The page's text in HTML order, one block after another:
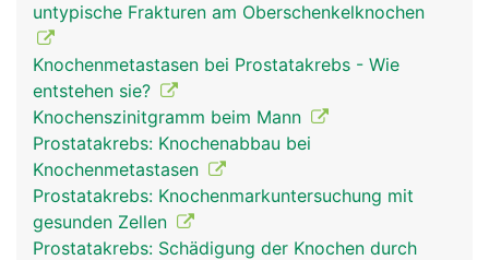
untypische Frakturen am Oberschenkelknochen
Knochenmetastasen bei Prostatakrebs - Wie
entstehen sie?
Knochenszinitgramm beim Mann
Prostatakrebs: Knochenabbau bei
Knochenmetastasen
Prostatakrebs: Knochenmarkuntersuchung mit
gesunden Zellen
Prostatakrebs: Schädigung der Knochen durch